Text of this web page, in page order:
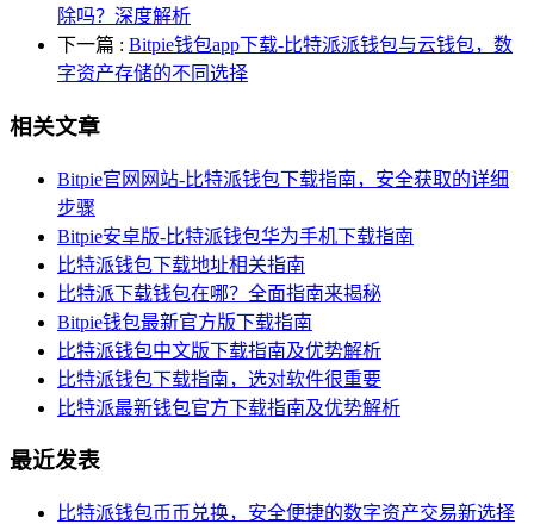
除吗？深度解析
下一篇 : Bitpie钱包app下载-比特派派钱包与云钱包，数
字资产存储的不同选择
相关文章
Bitpie官网网站-比特派钱包下载指南，安全获取的详细
步骤
Bitpie安卓版-比特派钱包华为手机下载指南
比特派钱包下载地址相关指南
比特派下载钱包在哪？全面指南来揭秘
Bitpie钱包最新官方版下载指南
比特派钱包中文版下载指南及优势解析
比特派钱包下载指南，选对软件很重要
比特派最新钱包官方下载指南及优势解析
最近发表
比特派钱包币币兑换，安全便捷的数字资产交易新选择